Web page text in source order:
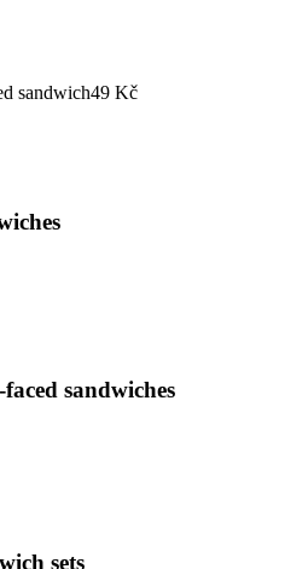
sandwich49 Kč
sandwiches
sets